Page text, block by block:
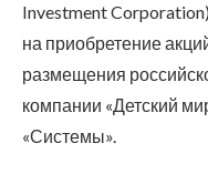
Investment
на приобретение
размещения
компании «Детский
«Системы».